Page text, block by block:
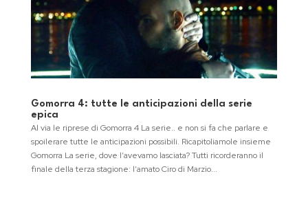
Gomorra 4: tutte le anticipazioni della serie
epica
Al via le riprese di Gomorra 4 La serie.. e non si fa che parlare e
spoilerare tutte le anticipazioni possibili. Ricapitoliamole insieme
Gomorra La serie, dove l’avevamo lasciata? Tutti ricorderanno il
finale della terza stagione: l’amato Ciro di Marzio...